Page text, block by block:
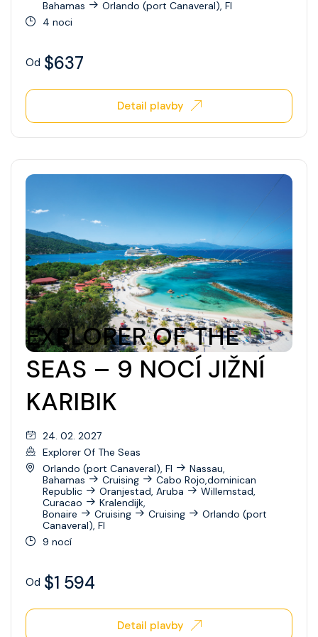
Ovation Of The Seas
Quantum Of The Seas
Rhapsody Of The Seas
Serenade Of The Seas
Symphony Of The Seas
Utopia Of The Seas
Vision Of The Seas
Voyager Of The Seas
Wonder Of The Seas
Celebrity Apex
Celebrity Ascent
Celebrity Boundless
Celebrity Compass
Celebrity Constellation
Celebrity Eclipse
Celebrity Equinox
Bahamas
Orlando (port Canaveral), Fl
4 noci
Od $637
Detail plavby
EXPLORER OF THE
SEAS – 9 NOCÍ JIŽNÍ
KARIBIK
24. 02. 2027
Explorer Of The Seas
Orlando (port Canaveral), Fl
Nassau,
Bahamas
Cruising
Cabo Rojo,dominican
Republic
Oranjestad, Aruba
Willemstad,
Curacao
Kralendijk,
Bonaire
Cruising Cruising
Orlando (port
Canaveral), Fl
9 nocí
Od $1 594
Detail plavby